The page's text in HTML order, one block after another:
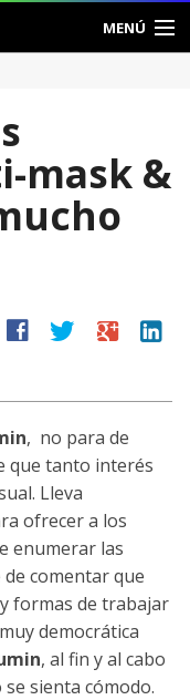
MENÚ
mask &
facebook twitter google linkedin
, no para de
que tanto interés
Lleva
ofrecer a los
enumerar las
comentar que
formas de trabajar
democrática
, al fin y al cabo
sienta cómodo.